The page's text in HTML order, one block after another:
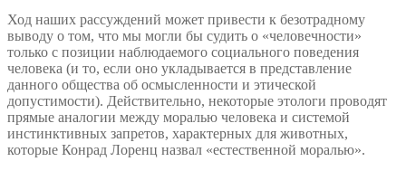
Ход наших рассуждений может привести к безотрадному
выводу о том, что мы могли бы судить о «человечности»
только с позиции наблюдаемого социального поведения
человека (и то, если оно укладывается в представление
данного общества об осмысленности и этической
допустимости). Действительно, некоторые этологи проводят
прямые аналогии между моралью человека и системой
инстинктивных запретов, характерных для животных,
которые Конрад Лоренц назвал «естественной моралью».